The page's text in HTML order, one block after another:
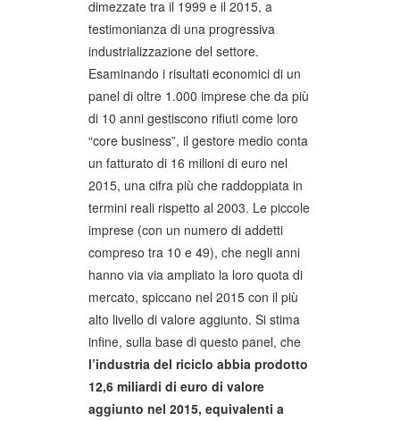
dimezzate tra il 1999 e il 2015, a
testimonianza di una progressiva
industrializzazione del settore.
Esaminando i risultati economici di un
panel di oltre 1.000 imprese che da più
di 10 anni gestiscono rifiuti come loro
“core business”, il gestore medio conta
un fatturato di 16 milioni di euro nel
2015, una cifra più che raddoppiata in
termini reali rispetto al 2003. Le piccole
imprese (con un numero di addetti
compreso tra 10 e 49), che negli anni
hanno via via ampliato la loro quota di
mercato, spiccano nel 2015 con il più
alto livello di valore aggiunto. Si stima
infine, sulla base di questo panel, che
l’industria del riciclo abbia prodotto
12,6 miliardi di euro di valore
aggiunto nel 2015, equivalenti a